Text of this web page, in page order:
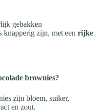
gebakken
knapperig zijn, met een rijke
brownies?
zijn bloem, suiker,
en zout.